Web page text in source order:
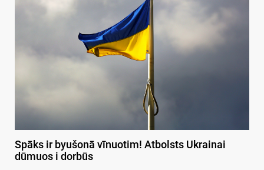
Spāks ir byušonā vīnuotim! Atbolsts Ukrainai
dūmuos i dorbūs